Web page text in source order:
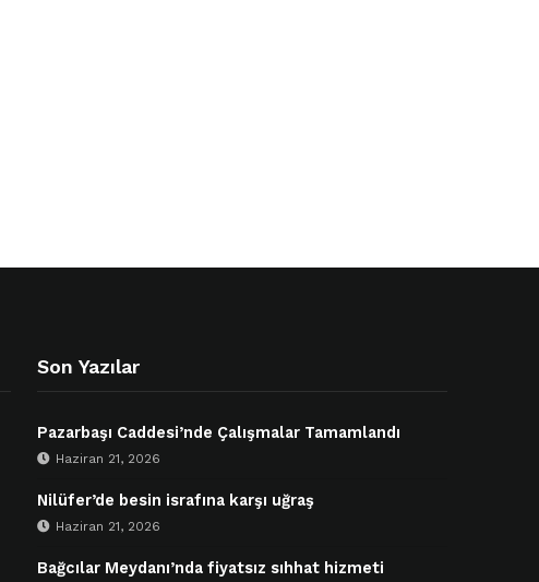
Son Yazılar
Pazarbaşı Caddesi’nde Çalışmalar Tamamlandı
Haziran 21, 2026
Nilüfer’de besin israfına karşı uğraş
Haziran 21, 2026
Bağcılar Meydanı’nda fiyatsız sıhhat hizmeti